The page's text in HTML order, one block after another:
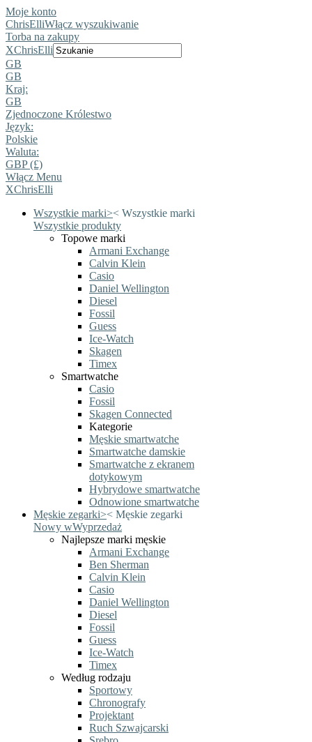
Moje konto
ChrisElliWłącz wyszukiwanie
Torba na zakupy
XChrisElli
GB
GB
Kraj:
GB
Zjednoczone Królestwo
Język:
Polskie
Waluta:
GBP (£)
Włącz Menu
XChrisElli
Wszystkie marki>< Wszystkie marki
Wszystkie produkty
Topowe marki
Armani Exchange
Calvin Klein
Casio
Daniel Wellington
Diesel
Fossil
Guess
Ice-Watch
Skagen
Timex
Smartwatche
Casio
Fossil
Skagen Connected
Kategorie
Męskie smartwatche
Smartwatche damskie
Smartwatche z ekranem
dotykowym
Hybrydowe smartwatche
Odnowione smartwatche
Męskie zegarki>< Męskie zegarki
Nowy wWyprzedaż
Najlepsze marki męskie
Armani Exchange
Ben Sherman
Calvin Klein
Casio
Daniel Wellington
Diesel
Fossil
Guess
Ice-Watch
Timex
Według rodzaju
Sportowy
Chronografy
Projektant
Ruch Szwajcarski